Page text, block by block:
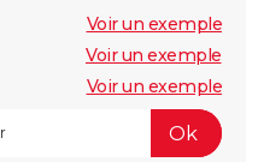
Voir un exemple
Voir un exemple
Voir un exemple